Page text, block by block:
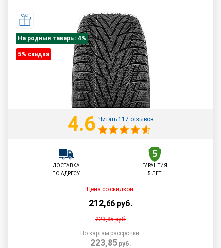
На родныя тавары: 4%
5% cкидка
4.6 Читать 117 отзывов
ДОСТАВКА
ПО АДРЕСУ
ГАРАНТИЯ
5 ЛЕТ
Цена со скидкой:
212,66 руб.
223,85руб.
По картам рассрочки:
223,85руб.